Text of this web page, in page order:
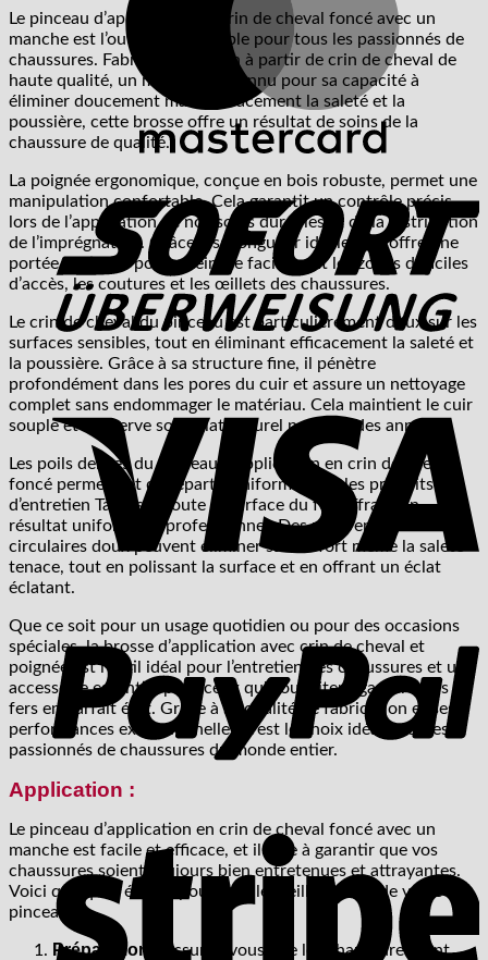
Le pinceau d’application en crin de cheval foncé avec un
manche est l’outil indispensable pour tous les passionnés de
chaussures. Fabriqué à la main à partir de crin de cheval de
haute qualité, un matériau reconnu pour sa capacité à
éliminer doucement mais efficacement la saleté et la
poussière, cette brosse offre un résultat de soins de la
chaussure de qualité.
La poignée ergonomique, conçue en bois robuste, permet une
manipulation confortable. Cela garantit un contrôle précis
lors de l’application de nos soins durables et de la distribution
de l’imprégnation. Grâce à sa longueur idéale, elle offre une
portée optimale pour atteindre facilement les zones difficiles
d’accès, les coutures et les œillets des chaussures.
Le crin de cheval du pinceau est particulièrement doux sur les
surfaces sensibles, tout en éliminant efficacement la saleté et
la poussière. Grâce à sa structure fine, il pénètre
profondément dans les pores du cuir et assure un nettoyage
complet sans endommager le matériau. Cela maintient le cuir
souple et conserve son éclat naturel pendant des années.
Les poils denses du pinceau d’application en crin de cheval
foncé permettent de répartir uniformément les produits
d’entretien Tapir sur toute la surface du fer, offrant un
résultat uniforme et professionnel. Des mouvements
circulaires doux peuvent éliminer sans effort même la saleté
tenace, tout en polissant la surface et en offrant un éclat
éclatant.
Que ce soit pour un usage quotidien ou pour des occasions
spéciales, la brosse d’application avec crin de cheval et
poignée est l’outil idéal pour l’entretien des chaussures et un
accessoire essentiel pour ceux qui souhaitent garder leurs
fers en parfait état. Grâce à sa qualité de fabrication et ses
performances exceptionnelles, c’est le choix idéal pour les
passionnés de chaussures du monde entier.
Application :
Le pinceau d’application en crin de cheval foncé avec un
manche est facile et efficace, et il aide à garantir que vos
chaussures soient toujours bien entretenues et attrayantes.
Voici quelques étapes pour tirer le meilleur parti de votre
pinceau :
Préparation :
Assurez-vous que les chaussures sont